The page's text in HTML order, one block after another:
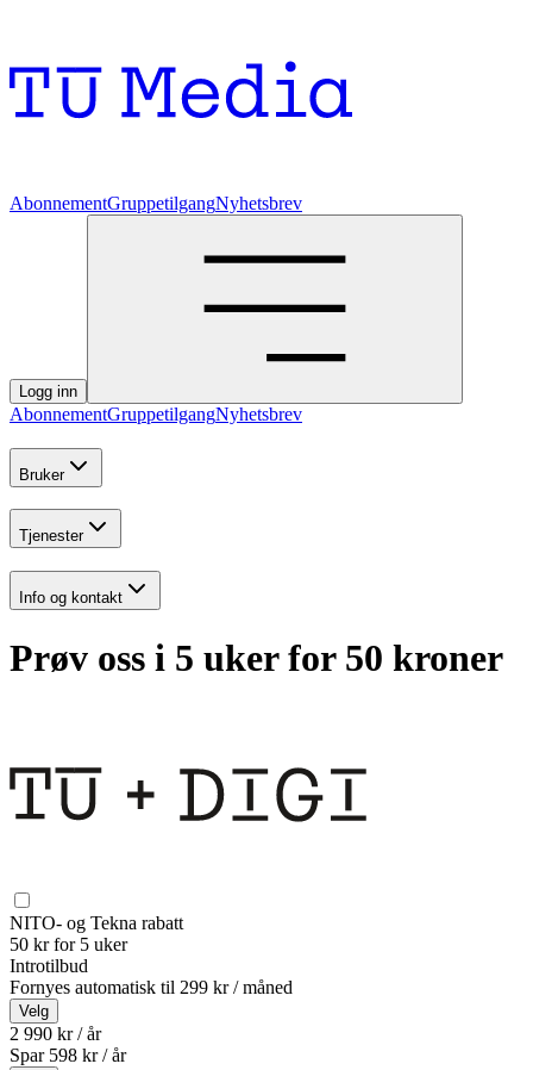
AbonnementGruppetilgangNyhetsbrev
Logg inn
AbonnementGruppetilgangNyhetsbrev
Bruker
Tjenester
Info og kontakt
Prøv oss i 5 uker for 50 kroner
NITO- og Tekna rabatt
50 kr for 5 uker
Introtilbud
Fornyes automatisk til 299 kr / måned
Velg
2 990 kr / år
Spar 598 kr /år